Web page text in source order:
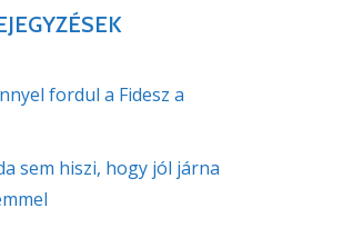
fordul a Fidesz a
sem hiszi, hogy jól járna